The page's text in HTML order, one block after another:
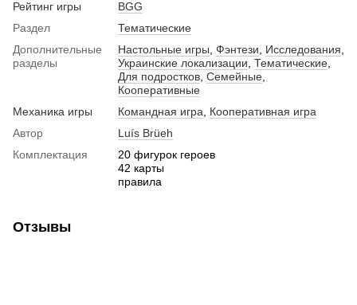
Рейтинг игры
BGG
Раздел
Тематические
Дополнительные
разделы
Настольные игры Фэнтези Исследования
Украинские локализации Тематические
Для подростков Семейные
Кооперативные
Механика игры
Командная игра
Кооперативная игра
Автор
Luís Brüeh
Комплектация
20 фигурок героев
42 карты
правила
Отзывы